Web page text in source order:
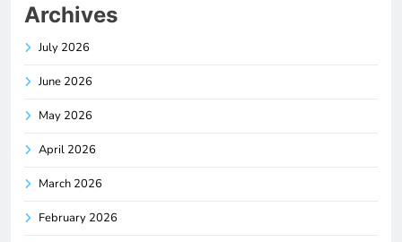
Archives
July 2026
June 2026
May 2026
April 2026
March 2026
February 2026